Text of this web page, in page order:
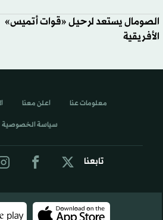
الصومال يستعد لرحيل «قوات أتميس»
الأفريقية
تابعنا
معلومات عنا اعلن معنا
سياسة الخصوصية